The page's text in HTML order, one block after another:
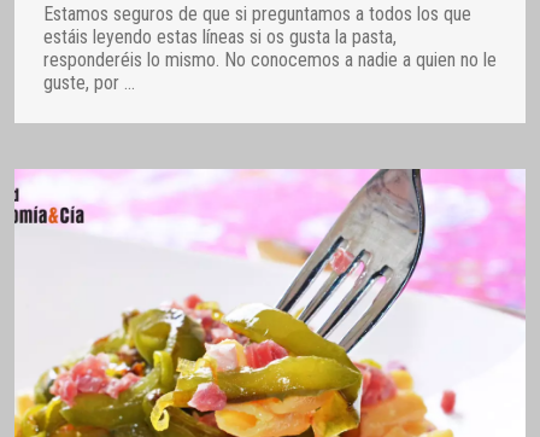
Estamos seguros de que si preguntamos a todos los que
estáis leyendo estas líneas si os gusta la pasta,
responderéis lo mismo. No conocemos a nadie a quien no le
guste, por …